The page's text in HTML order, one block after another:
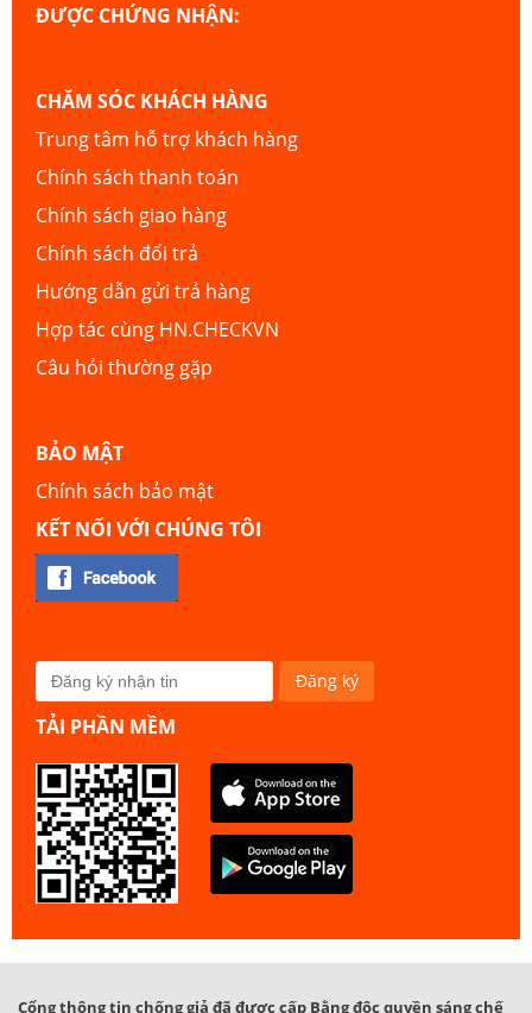
ĐƯỢC CHỨNG NHẬN:
CHĂM SÓC KHÁCH HÀNG
Trung tâm hỗ trợ khách hàng
Chính sách thanh toán
Chính sách giao hàng
Chính sách đổi trả
Hướng dẫn gửi trả hàng
Hợp tác cùng HN.CHECKVN
Câu hỏi thường gặp
BẢO MẬT
Chính sách bảo mật
KẾT NỐI VỚI CHÚNG TÔI
TẢI PHẦN MỀM
Cổng thông tin chống giả đã được cấp Bằng độc quyền sáng chế